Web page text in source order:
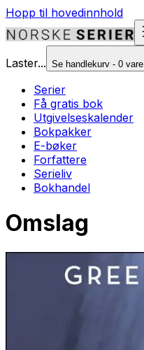
Hopp til hovedinnhold
Laster... Se handlekurv - 0 vare
Serier
Få gratis bok
Utgivelseskalender
Bokpakker
E-bøker
Forfattere
Serieliv
Bokhandel
Omslag